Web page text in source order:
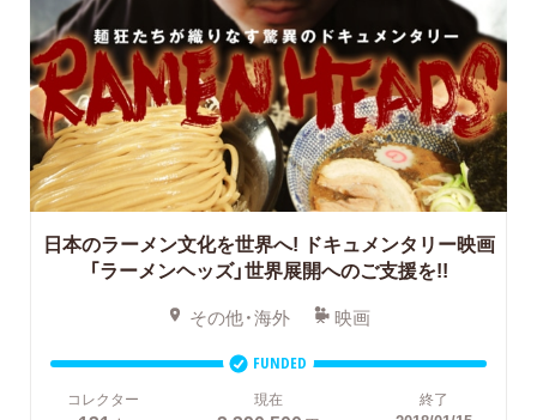
日本のラーメン文化を世界へ! ドキュメンタリー映画
「ラーメンヘッズ」世界展開へのご支援を!!
その他・海外 映画
FUNDED
コレクター
現在 終了